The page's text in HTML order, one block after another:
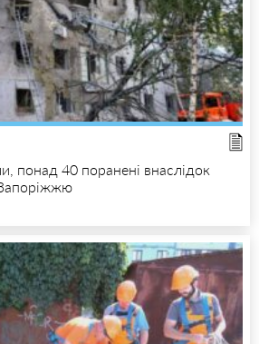
понад 40 поранені внаслідок